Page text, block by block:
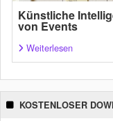
Künstliche
von Events
Weiterlesen
KOSTENLOSER